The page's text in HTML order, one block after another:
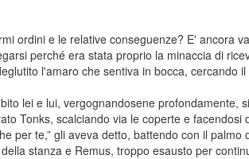
ordini e le relative conseguenze? E' ancora
perché era stata proprio la minaccia di
l'amaro che sentiva in bocca, cercando
lei e lui, vergognandosene profondamente,
Tonks, scalciando via le coperte e facendosi
per te,” gli aveva detto, battendo con il palmo
stanza e Remus, troppo esausto per